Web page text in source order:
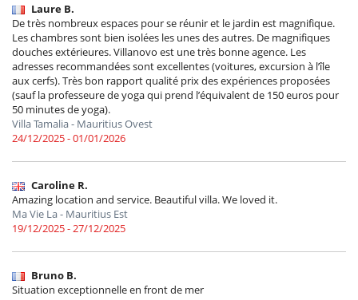
Laure B.
De très nombreux espaces pour se réunir et le jardin est magnifique.
Les chambres sont bien isolées les unes des autres. De magnifiques
douches extérieures. Villanovo est une très bonne agence. Les
adresses recommandées sont excellentes (voitures, excursion à l’île
aux cerfs). Très bon rapport qualité prix des expériences proposées
(sauf la professeure de yoga qui prend l’équivalent de 150 euros pour
50 minutes de yoga).
Villa Tamalia - Mauritius Ovest
24/12/2025 - 01/01/2026
Caroline R.
Amazing location and service. Beautiful villa. We loved it.
Ma Vie La - Mauritius Est
19/12/2025 - 27/12/2025
Bruno B.
Situation exceptionnelle en front de mer